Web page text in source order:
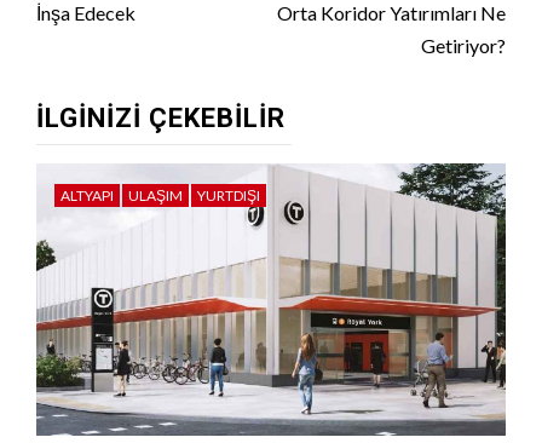
İnşa Edecek
Orta Koridor Yatırımları Ne
Getiriyor?
İLGINIZI ÇEKEBILIR
ALTYAPI ULAŞIM YURTDIŞI